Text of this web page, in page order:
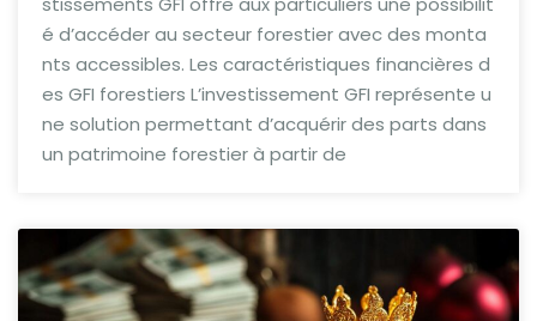
é d’accéder au secteur forestier avec des monta
nts accessibles. Les caractéristiques financières d
es GFI forestiers L’investissement GFI représente u
ne solution permettant d’acquérir des parts dans
un patrimoine forestier à partir de